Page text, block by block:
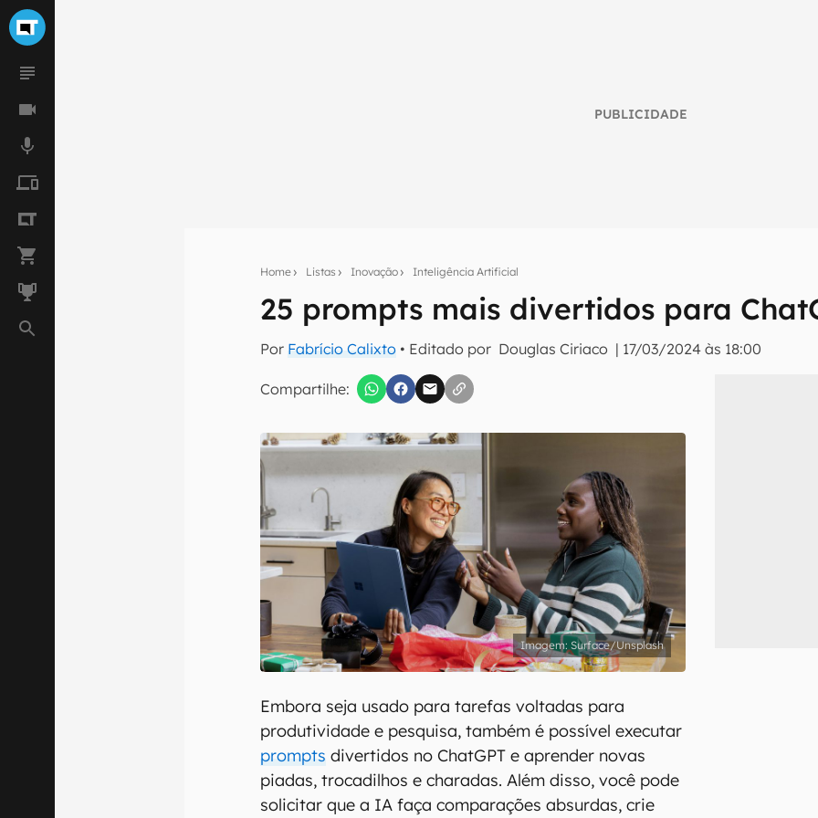
PUBLICIDADE
Home Listas Inovação Inteligência Artificial
25 prompts mais divertidos para
Por Fabrício Calixto • Editado por Douglas Ciriaco | 17/03/2024 às 18:00
Compartilhe:
Seu resumo inteligente do mundo tech!
Assine a newsletter do Canaltech e receba notícias e reviews sobre tecnologia
inscreva-se
Confirmo que li, aceito e concordo com os Termos de Uso e Política de Privacidade do
Surface/Unsplash
Embora seja usado para tarefas voltadas para
produtividade e pesquisa, também é possível executar
prompts divertidos no ChatGPT e aprender novas
piadas, trocadilhos e charadas. Além disso, você pode
solicitar que a IA faça comparações absurdas, crie